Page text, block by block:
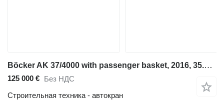
Böcker AK 37/4000 with passenger basket, 2016, 35.076 km!
125 000 € Без НДС
Строительная техника - автокран